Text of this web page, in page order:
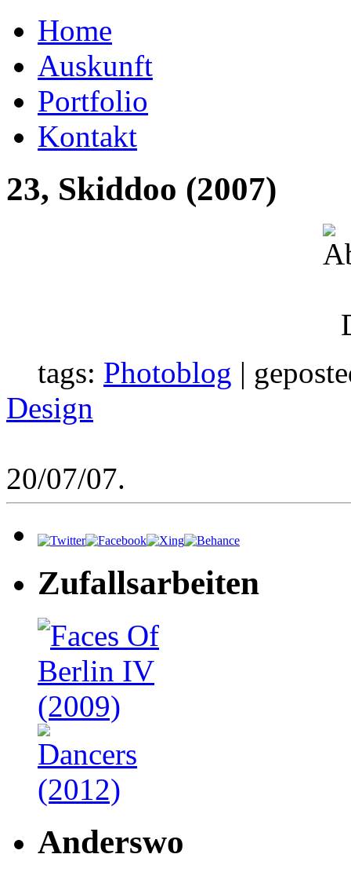
Home
Auskunft
Portfolio
Kontakt
23, Skiddoo (2007)
tags: Photoblog |
Design
20/07/07.
Zufallsarbeiten
Anderswo